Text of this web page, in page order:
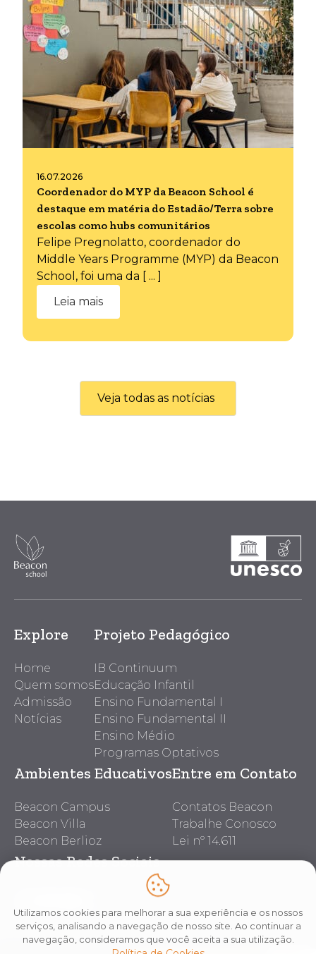
16.07.2026
Coordenador do MYP da Beacon School é
destaque em matéria do Estadão/Terra sobre
escolas como hubs comunitários
Felipe Pregnolatto, coordenador do
Middle Years Programme (MYP) da Beacon
School, foi uma da [ ... ]
Leia mais
Veja todas as notícias
Explore
Home
Quem somos
Admissão
Notícias
Projeto Pedagógico
IB Continuum
Educação Infantil
Ensino Fundamental I
Ensino Fundamental II
Ensino Médio
Programas Optativos
Ambientes Educativos
Beacon Campus
Beacon Villa
Beacon Berlioz
Entre em Contato
Contatos Beacon
Trabalhe Conosco
Lei nº 14.611
Nossas Redes Sociais
Utilizamos cookies para melhorar a sua experiência e os nossos
serviços, analisando a navegação de nosso site. Ao continuar a
navegação, consideramos que você aceita a sua utilização.